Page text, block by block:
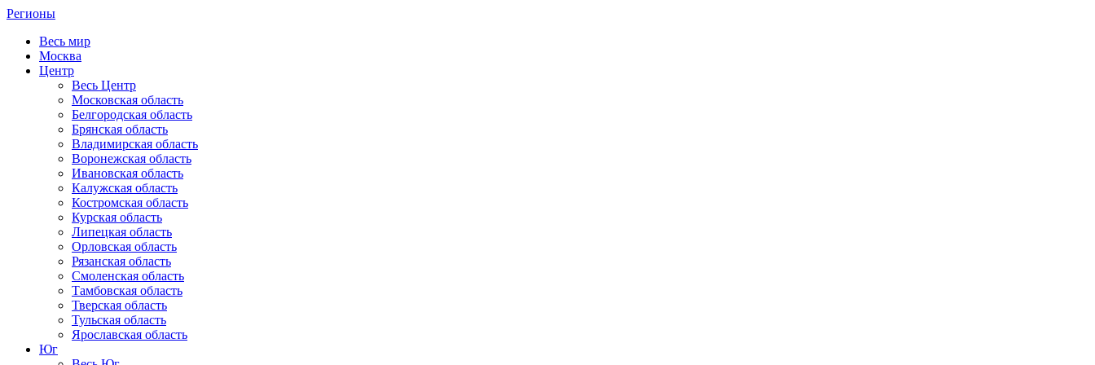
Регионы
Весь мир
Москва
Центр
Весь Центр
Московская область
Белгородская область
Брянская область
Владимирская область
Воронежская область
Ивановская область
Калужская область
Костромская область
Курская область
Липецкая область
Орловская область
Рязанская область
Смоленская область
Тамбовская область
Тверская область
Тульская область
Ярославская область
Юг